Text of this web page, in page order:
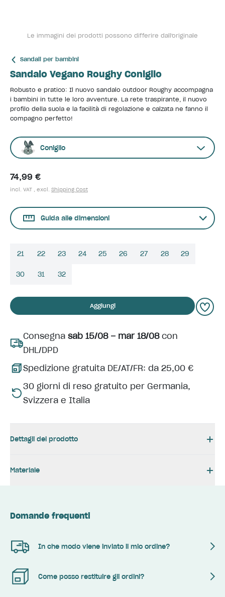
Le immagini dei prodotti possono differire dall'originale
Sandali per bambini
Sandalo Vegano Roughy Coniglio
Robusto e pratico: Il nuovo sandalo outdoor Roughy accompagna
i bambini in tutte le loro avventure. La rete traspirante, il nuovo
profilo della suola e la facilità di regolazione e calzata ne fanno il
compagno perfetto!
Coniglio
74,99 €
incl. VAT , excl. Shipping Cost
Guida alle dimensioni
21 22 23 24 25 26 27 28 29
30 31 32
Aggiungi
Consegna sab 15/08 – mar 18/08con
DHL/DPD
Spedizione gratuita DE/AT/FR: da 25,00 €
30 giorni di reso gratuito per Germania,
Svizzera e Italia
Dettagli del prodotto
Materiale
Domande frequenti
In che modo viene inviato il mio ordine?
Come posso restituire gli ordini?